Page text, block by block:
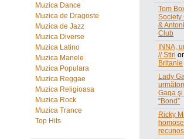
Muzica Dance
Muzica de Dragoste
Muzica de Jazz
Muzica Diverse
Muzica Latino
Muzica Manele
Muzica Populara
Muzica Reggae
Muzica Religioasa
Muzica Rock
Muzica Trance
Top Hits
Tom
Society
&
Club
INNA,
// Stiri
Britanie
Lady
Gaga
“Bond”
Ricky